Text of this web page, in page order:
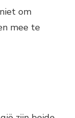
om
mee te